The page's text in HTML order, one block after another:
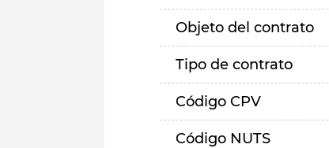
Objeto del contrato
Tipo de contrato
Código CPV
Código NUTS